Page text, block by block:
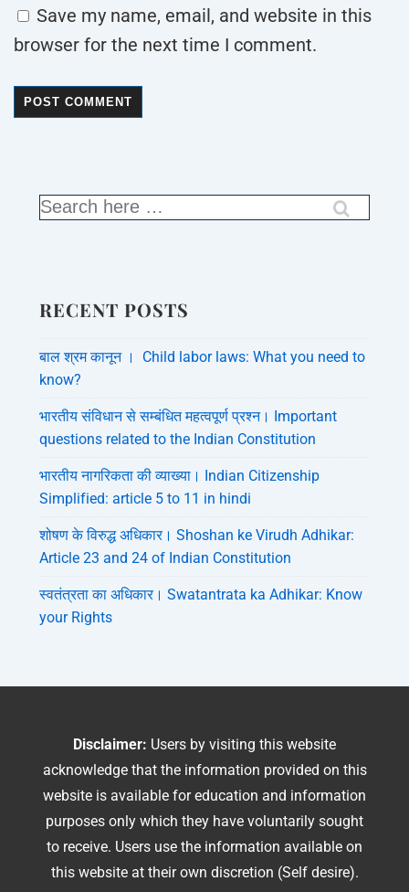
Save my name, email, and website in this
browser for the next time I comment.
RECENT POSTS
बाल श्रम कानून । Child labor laws: What you need to
know?
भारतीय संविधान से सम्बंधित महत्वपूर्ण प्रश्न। Important
questions related to the Indian Constitution
भारतीय नागरिकता की व्याख्या। Indian Citizenship
Simplified: article 5 to 11 in hindi
शोषण के विरुद्ध अधिकार। Shoshan ke Virudh Adhikar:
Article 23 and 24 of Indian Constitution
स्वतंत्रता का अधिकार। Swatantrata ka Adhikar: Know
your Rights
Disclaimer: Users by visiting this website
acknowledge that the information provided on this
website is available for education and information
purposes only which they have voluntarily sought
to receive. Users use the information available on
this website at their own discretion (Self desire).